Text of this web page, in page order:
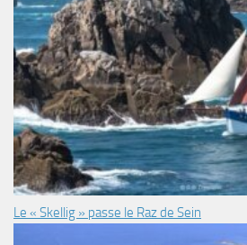
Le « Skellig » passe le Raz de Sein